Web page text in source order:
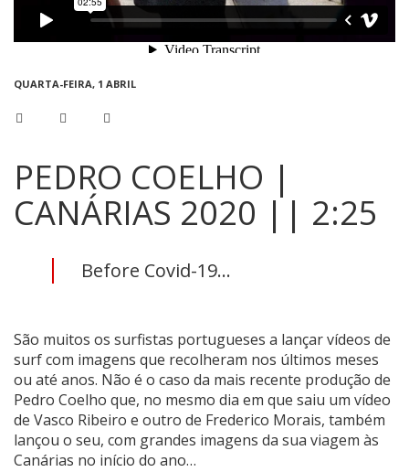
QUARTA-FEIRA, 1 ABRIL
PEDRO COELHO |
CANÁRIAS 2020 || 2:25
Before Covid-19...
São muitos os surfistas portugueses a lançar vídeos de
surf com imagens que recolheram nos últimos meses
ou até anos. Não é o caso da mais recente produção de
Pedro Coelho que, no mesmo dia em que saiu um vídeo
de Vasco Ribeiro e outro de Frederico Morais, também
lançou o seu, com grandes imagens da sua viagem às
Canárias no início do ano…